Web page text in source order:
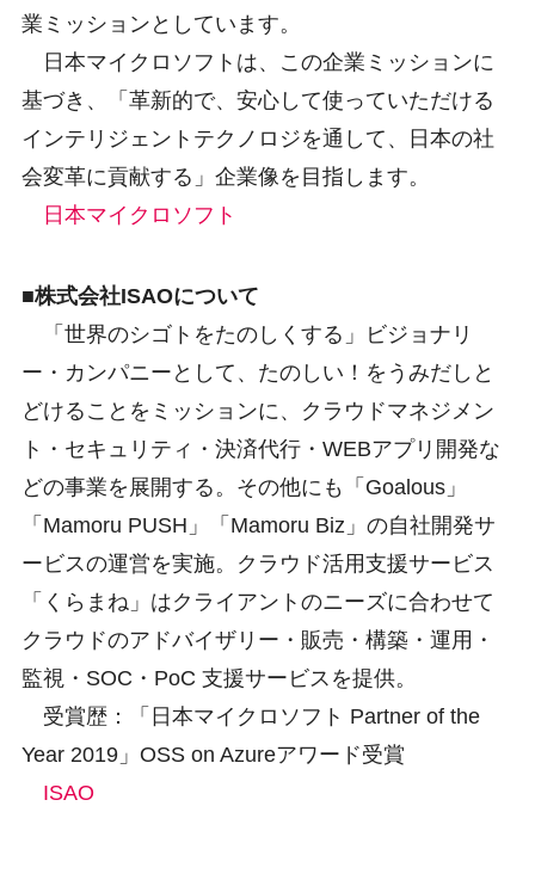
業ミッションとしています。
日本マイクロソフトは、この企業ミッションに
基づき、「革新的で、安心して使っていただける
インテリジェントテクノロジを通して、日本の社
会変革に貢献する」企業像を目指します。
日本マイクロソフト
■株式会社ISAOについて
「世界のシゴトをたのしくする」ビジョナリ
ー・カンパニーとして、たのしい！をうみだしと
どけることをミッションに、クラウドマネジメン
ト・セキュリティ・決済代行・WEBアプリ開発な
どの事業を展開する。その他にも「Goalous」
「Mamoru PUSH」「Mamoru Biz」の自社開発サ
ービスの運営を実施。クラウド活用支援サービス
「くらまね」はクライアントのニーズに合わせて
クラウドのアドバイザリー・販売・構築・運用・
監視・SOC・PoC 支援サービスを提供。
受賞歴：「日本マイクロソフト Partner of the
Year 2019」OSS on Azureアワード受賞
ISAO